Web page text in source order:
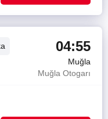
04:55
Muğla
Muğla Otogarı